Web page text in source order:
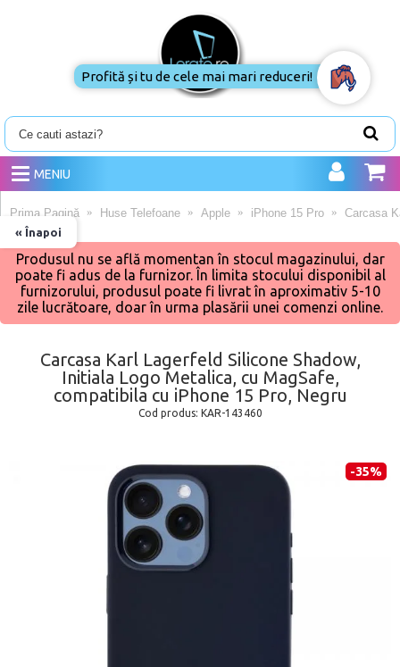
MENIU
« Înapoi
Prima Pagină Huse Telefoane Apple iPhone 15 Pro Carcasa
Produsul nu se află momentan în stocul magazinului, dar
poate fi adus de la furnizor. În limita stocului disponibil al
furnizorului, produsul poate fi livrat în aproximativ 5-10
zile lucrătoare, doar în urma plasării unei comenzi online.
Carcasa Karl Lagerfeld Silicone Shadow,
Initiala Logo Metalica, cu MagSafe,
compatibila cu iPhone 15 Pro, Negru
Cod produs: KAR-143460
-35%
Profită și tu de cele mai mari reduceri!